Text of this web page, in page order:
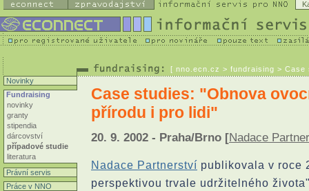
[ nno.ecn.cz > fundraising >
Novinky
Fundraising
novinky
granty
stipendia
dárcovství
případové studie
literatura
Právní servis
Práce v NNO
Case studies: "Obnova
přírodu i pro lidi"
20. 9. 2002 - Praha/Brno [Nadace
Nadace Partnerství publikovala v roce
perspektivou trvale udržitelného